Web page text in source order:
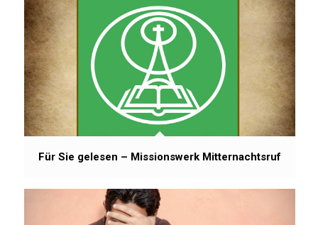
Für Sie gelesen – Missionswerk Mitternachtsruf